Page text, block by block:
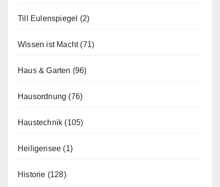
Till Eulenspiegel (2)
Wissen ist Macht(71)
Haus & Garten (96)
Hausordnung (76)
Haustechnik (105)
Heiligensee (1)
Historie (128)